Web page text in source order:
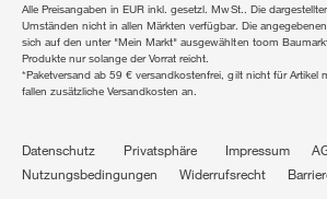
Alle Preisangaben in EUR inkl. gesetzl. MwSt.. Die
Umständen nicht in allen Märkten verfügbar. Die
sich auf den unter "Mein Markt" ausgewählten toom
Produkte nur solange der Vorrat reicht.
*Paketversand ab 59 € versandkostenfrei, gilt nicht für Artikel
fallen zusätzliche Versandkosten an.
Datenschutz Privatsphäre Impressum
Nutzungsbedingungen
Widerrufsrecht